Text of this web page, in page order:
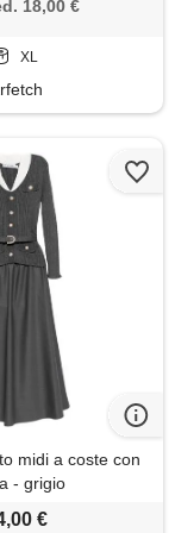
18,00 €
XL
midi a coste con
- grigio
€